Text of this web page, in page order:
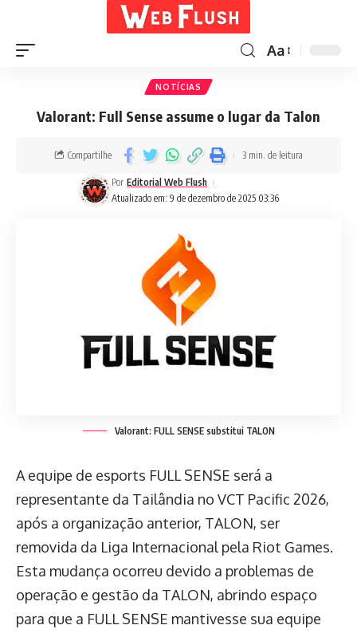
Aa
NOTÍCIAS
Valorant: Full Sense assume o lugar da Talon
Atualizado em: 9 de dezembro de 2025 03:36
Por Editorial Web Flush
Compartilhe 3 min. de leitura
Valorant: FULL SENSE substitui TALON
A equipe de esports FULL SENSE será a
representante da Tailândia no VCT Pacific 2026,
após a organização anterior, TALON, ser
removida da Liga Internacional pela Riot Games.
Esta mudança ocorreu devido a problemas de
operação e gestão da TALON, abrindo espaço
para que a FULL SENSE mantivesse sua equipe